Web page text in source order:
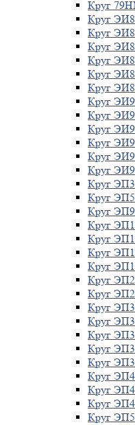
Круг
Круг
Круг
Круг
Круг
Круг
Круг
Круг
Круг
Круг
Круг
Круг
Круг
Круг
Круг
Круг
Круг
Круг
Круг
Круг
Круг
Круг
Круг
Круг
Круг
Круг
Круг
Круг
Круг
Круг
Круг